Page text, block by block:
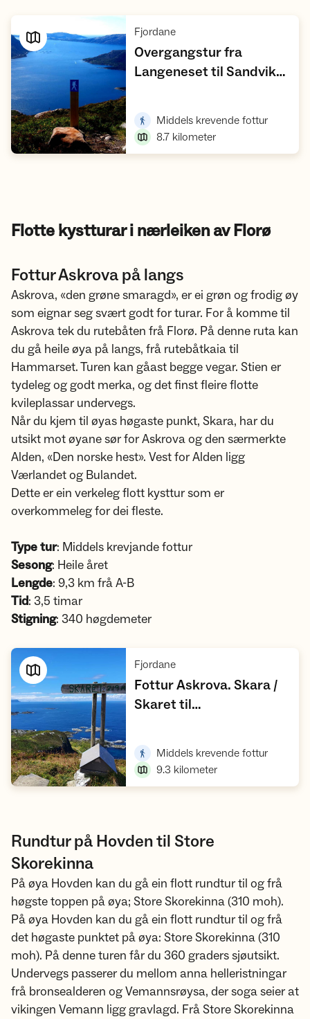
Fjordane,
Overgangstur fra
Langeneset til Sandvika
Middels krevende fottur,
8.7 kilometer
Flotte kystturar i nærleiken av Florø
Fottur Askrova på langs
Askrova, «den grøne smaragd», er ei grøn og frodig øy
som eignar seg svært godt for turar. For å komme til
Askrova tek du rutebåten frå Florø. På denne ruta kan
du gå heile øya på langs, frå rutebåtkaia til
Hammarset. Turen kan gåast begge vegar. Stien er
tydeleg og godt merka, og det finst fleire flotte
kvileplassar undervegs.
Når du kjem til øyas høgaste punkt, Skara, har du
utsikt mot øyane sør for Askrova og den særmerkte
Alden, «Den norske hest». Vest for Alden ligg
Værlandet og Bulandet.
Dette er ein verkeleg flott kysttur som er
overkommeleg for dei fleste.
Type tur: Middels krevjande fottur
Sesong: Heile året
Lengde: 9,3 km frå A-B
Tid: 3,5 timar
Stigning: 340 høgdemeter
Fjordane,
Fottur Askrova. Skara /
Skaret til
Middels krevende fottur,
9.3 kilometer
Rundtur på Hovden til Store
Skorekinna
På øya Hovden kan du gå ein flott rundtur til og frå
høgste toppen på øya; Store Skorekinna (310 moh).
På øya Hovden kan du gå ein flott rundtur til og frå
det høgaste punktet på øya: Store Skorekinna (310
moh). På denne turen får du 360 graders sjøutsikt.
Undervegs passerer du mellom anna helleristningar
frå bronsealderen og Vemannsrøysa, der soga seier at
vikingen Vemann ligg gravlagd. Frå Store Skorekinna